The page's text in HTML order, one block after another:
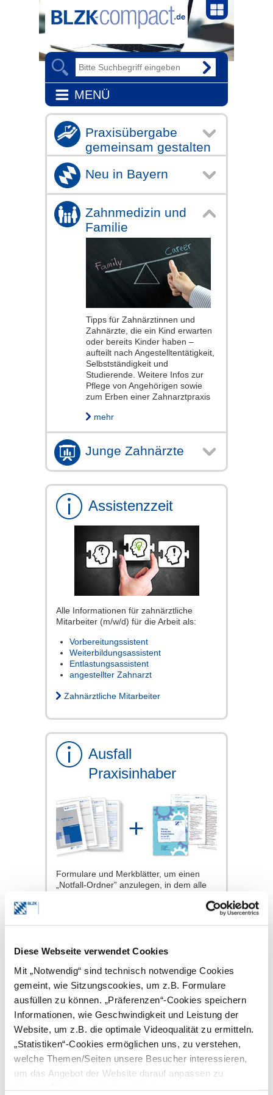
Diese Webseite verwendet Cookies
Mit „Notwendig“ sind technisch notwendige Cookies
gemeint, wie Sitzungscookies, um z.B. Formulare
ausfüllen zu können. „Präferenzen“-Cookies speichern
Informationen, wie Geschwindigkeit und Leistung der
Website, um z.B. die optimale Videoqualität zu ermitteln.
„Statistiken“-Cookies ermöglichen uns, zu verstehen,
welche Themen/Seiten unsere Besucher interessieren,
um das Angebot der Website darauf anpassen zu
MENÜ
Praxisübergabe
gemeinsam gestalten
Neu in Bayern
Zahnmedizin und
Familie
Tipps für Zahnärztinnen und
Zahnärzte, die ein Kind erwarten
oder bereits Kinder haben –
aufteilt nach Angestelltentätigkeit,
Selbstständigkeit und
Studierende. Weitere Infos zur
Pflege von Angehörigen sowie
zum Erben einer Zahnarztpraxis
mehr
Junge Zahnärzte
Assistenzzeit
Alle Informationen für zahnärztliche
Mitarbeiter (m/w/d) für die Arbeit als:
Vorbereitungssistent
Weiterbildungsassistent
Entlastungsassistent
angestellter Zahnarzt
Zahnärztliche Mitarbeiter
Ausfall
Praxisinhaber
Formulare und Merkblätter, um einen
„Notfall-Ordner” anzulegen, in dem alle
www.blzk.de
Niedergelassen und
schwanger
Sie sind
eigener Praxis
niedergelassen
und erwarten